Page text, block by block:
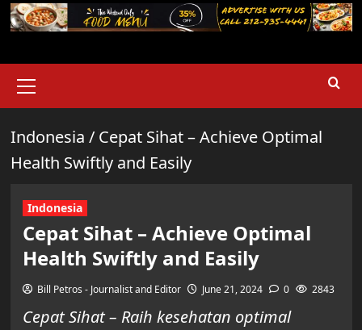
Menu
Indonesia / Cepat Sihat – Achieve Optimal
Health Swiftly and Easily
Indonesia
Cepat Sihat – Achieve Optimal
Health Swiftly and Easily
Bill Petros - Journalist and Editor June 21, 2024 0 2843
Cepat Sihat – Raih kesehatan optimal